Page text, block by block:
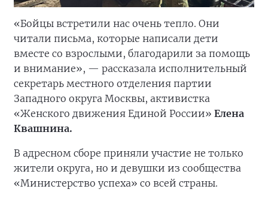
«Бойцы встретили нас очень тепло. Они
читали письма, которые написали дети
вместе со взрослыми, благодарили за помощь
и внимание», — рассказала исполнительный
секретарь местного отделения партии
Западного округа Москвы, активистка
«Женского движения Единой России» Елена
Квашнина.
В адресном сборе приняли участие не только
жители округа, но и девушки из сообщества
«Министерство успеха» со всей страны.